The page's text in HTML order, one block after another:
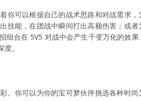
你可以根据自己的战术思路和对战需求
技能，在团战中瞬间打出高额伤害；或
组合在 5V5 对战中会产生千变万化的效
。
。你可以为你的宝可梦伙伴挑选各种时